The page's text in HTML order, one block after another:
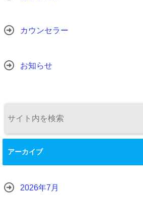
カウンセラー
お知らせ
アーカイブ
2026年7月